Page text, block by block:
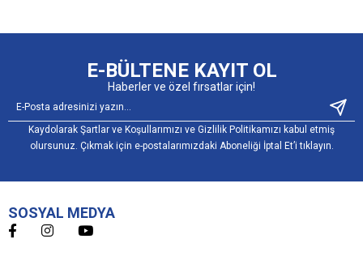
E-BÜLTENE KAYIT OL
Haberler ve özel fırsatlar için!
Kaydolarak Şartlar ve Koşullarımızı ve Gizlilik Politikamızı kabul etmiş
olursunuz. Çıkmak için e-postalarımızdaki Aboneliği İptal Et’i tıklayın.
SOSYAL MEDYA